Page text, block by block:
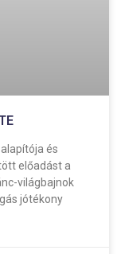
és
előadást a
világbajnok
jótékony